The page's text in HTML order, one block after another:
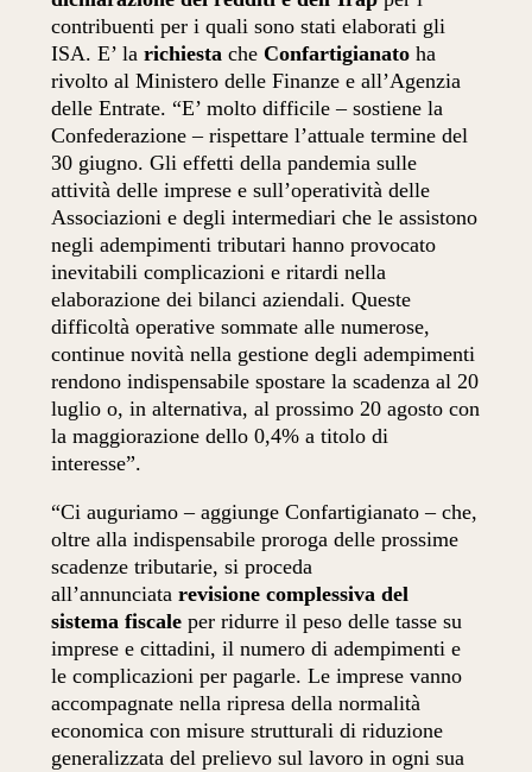
contribuenti per i quali sono stati elaborati gli
ISA. E’ larichiesta che Confartigianato ha
rivolto al Ministero delle Finanze e all’Agenzia
delle Entrate. “E’ molto difficile – sostiene la
Confederazione – rispettare l’attuale termine del
30 giugno.Gli effetti della pandemia sulle
attività delle imprese e sull’operatività delle
Associazioni e degli intermediari che le assistono
negli adempimenti tributari hanno provocato
inevitabili complicazioni e ritardi nella
elaborazione dei bilanci aziendali. Queste
difficoltà operative sommate alle numerose,
continue novità nella gestione degli adempimenti
rendono indispensabile spostare la scadenza al 20
luglio o, in alternativa, al prossimo 20 agosto con
la maggiorazione dello 0,4% a titolo di
interesse”.
“Ci auguriamo – aggiunge Confartigianato – che,
oltre alla indispensabile proroga delle prossime
scadenze tributarie, si proceda
all’annunciatarevisione complessiva del
sistema fiscale per ridurre il peso delle tasse su
imprese e cittadini, il numero di adempimenti e
le complicazioni per pagarle. Le imprese vanno
accompagnate nella ripresa della normalità
economica con misure strutturali di riduzione
generalizzata del prelievo sul lavoro in ogni sua